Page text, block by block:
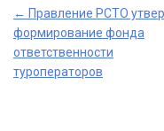
Post
navigation
← Правление РСТО
формирование фонда
ответственности
туроператоров